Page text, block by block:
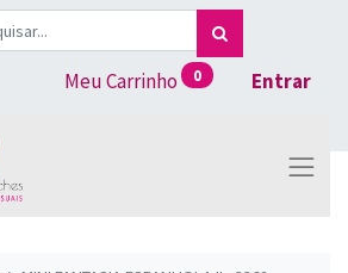
Meu Carrinho 0 Entrar